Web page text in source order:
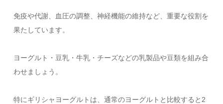
免疫や代謝、血圧の調整、神経機能の維持など、重要な役割を
果たしています。
ヨーグルト・豆乳・牛乳・チーズなどの乳製品や豆類を組み合
わせましょう。
特にギリシャヨーグルトは、通常のヨーグルトと比較すると2